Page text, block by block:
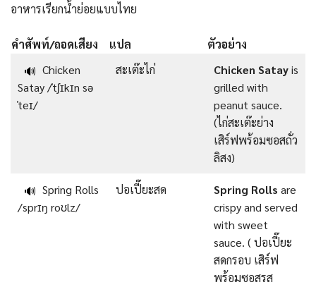
อาหารเรียกน้ำย่อยแบบไทย
คำศัพท์/ถอดเสียง แปล
ตัวอย่าง
🔊 Chicken
Satay /ˈtʃɪkɪn sə
ˈteɪ/
สะเต๊ะไก่ Chicken Satayis
grilled with
peanut sauce.
(ไก่สะเต๊ะย่าง
เสิร์ฟพร้อมซอสถั่ว
ลิสง)
🔊 Spring Rolls
/sprɪŋ roʊlz/
ปอเปี๊ยะสด Spring Rolls are
crispy and served
with sweet
sauce. ( ปอเปี๊ยะ
สดกรอบ เสิร์ฟ
พร้อมซอสรส